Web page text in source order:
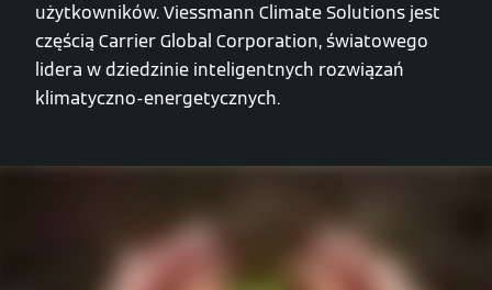
użytkowników. Viessmann Climate Solutions jest
częścią Carrier Global Corporation, światowego
lidera w dziedzinie inteligentnych rozwiązań
klimatyczno-energetycznych.